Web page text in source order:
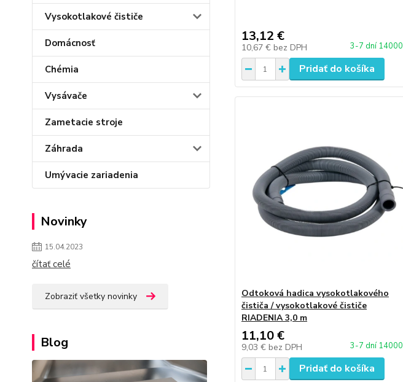
Vysokotlakové čističe
Domácnosť
Chémia
Vysávače
Zametacie stroje
Záhrada
Umývacie zariadenia
Novinky
15.04.2023
čítať celé
Zobraziť všetky novinky
Blog
13,12 €
10,67 € bez DPH 3-7 dní 14000
Pridať do košíka
Odtoková hadica vysokotlakového
čističa / vysokotlakové čističe
RIADENIA 3,0 m
11,10 €
9,03 € bez DPH 3-7 dní 14000
Pridať do košíka